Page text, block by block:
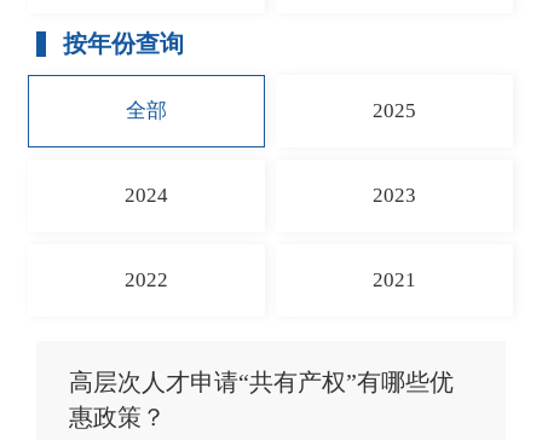
按年份查询
全部 2025
2024 2023
2022 2021
高层次人才申请“共有产权”有哪些优
惠政策？